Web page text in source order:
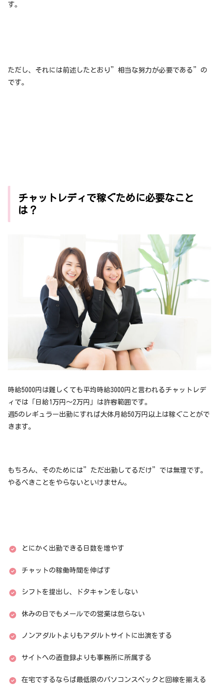
す。
ただし、それには前述したとおり”相当な努力が必要である”の
です。
チャットレディで稼ぐために必要なこと
は？
時給5000円は難しくても平均時給3000円と言われるチャットレデ
ィでは「日給1万円～2万円」は許容範囲です。
週5のレギュラー出勤にすれば大体月給50万円以上は稼ぐことがで
きます。
もちろん、そのためには”ただ出勤してるだけ”では無理です。
やるべきことをやらないといけません。
とにかく出勤できる日数を増やす
チャットの稼働時間を伸ばす
シフトを提出し、ドタキャンをしない
休みの日でもメールでの営業は怠らない
ノンアダルトよりもアダルトサイトに出演をする
サイトへの直登録よりも事務所に所属する
在宅でするならば最低限のパソコンスペックと回線を揃える